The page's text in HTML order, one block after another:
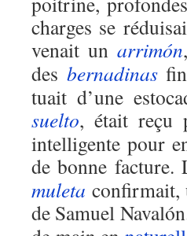
charges se
venait un arrimón
des bernadinas
tuait d’une
suelto, était reçu
intelligente pour
de bonne
muleta confirmait,
de Samuel